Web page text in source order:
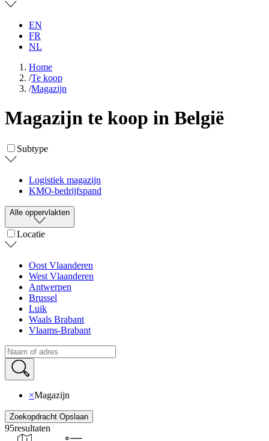
EN
FR
NL
Home
/Te koop
/Magazijn
Magazijn te koop in België
Subtype
Logistiek magazijn
KMO-bedrijfspand
Alle oppervlakten
Locatie
Oost Vlaanderen
West Vlaanderen
Antwerpen
Brussel
Luik
Waals Brabant
Vlaams-Brabant
×Magazijn
Zoekopdracht Opslaan
95resultaten